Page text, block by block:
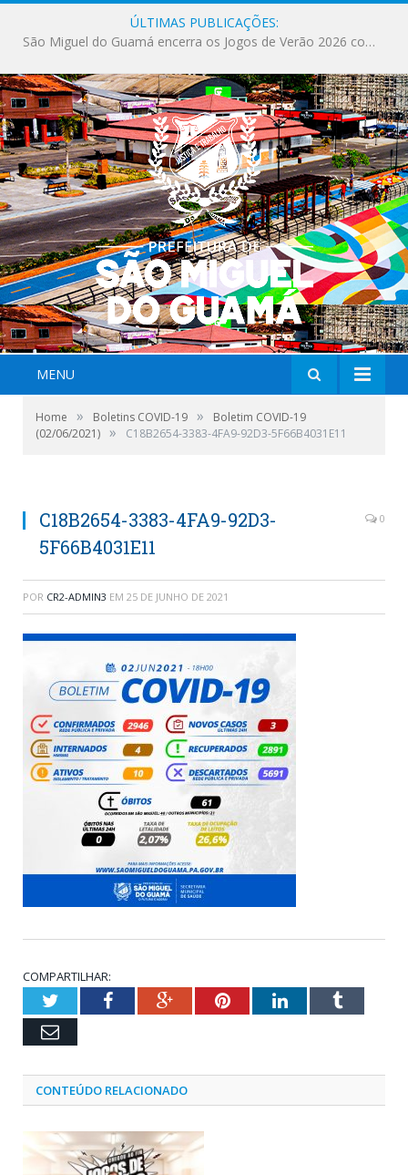
ÚLTIMAS PUBLICAÇÕES:
Milhares de fiéis tomam as ruas de São Miguel do Guamá em uma grande celebração de fé na Marcha para Jesus 2026.
MENU
Home » Boletins COVID-19 »
Boletim COVID-19
(02/06/2021) » C18B2654-3383-4FA9-92D3-5F66B4031E11
C18B2654-3383-4FA9-92D3-
5F66B4031E11
0
POR CR2-ADMIN3 EM 25 DE JUNHO DE 2021
COMPARTILHAR:
TwitterFacebookGoogle+PinterestLinkedInTumblr
Email
CONTEÚDO RELACIONADO